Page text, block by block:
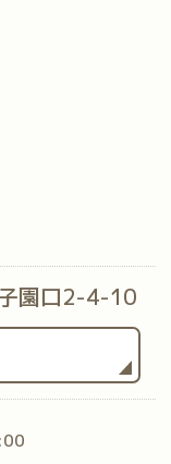
園口2-4-10